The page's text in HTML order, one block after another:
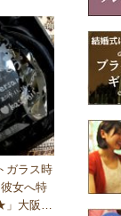
ガラス時
女へ特
」大阪梅